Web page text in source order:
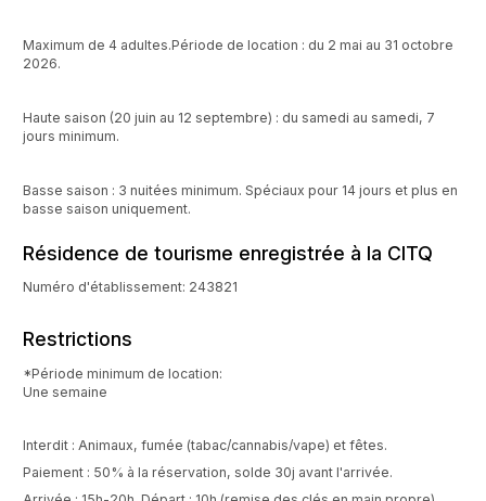
Maximum de 4 adultes.Période de location : du 2 mai au 31 octobre
2026.
Haute saison (20 juin au 12 septembre) : du samedi au samedi, 7
jours minimum.
Basse saison : 3 nuitées minimum. Spéciaux pour 14 jours et plus en
basse saison uniquement.
Résidence de tourisme enregistrée à la CITQ
Numéro d'établissement: 243821
Restrictions
*Période minimum de location:
Une semaine
Interdit : Animaux, fumée (tabac/cannabis/vape) et fêtes.
Paiement : 50% à la réservation, solde 30j avant l'arrivée.